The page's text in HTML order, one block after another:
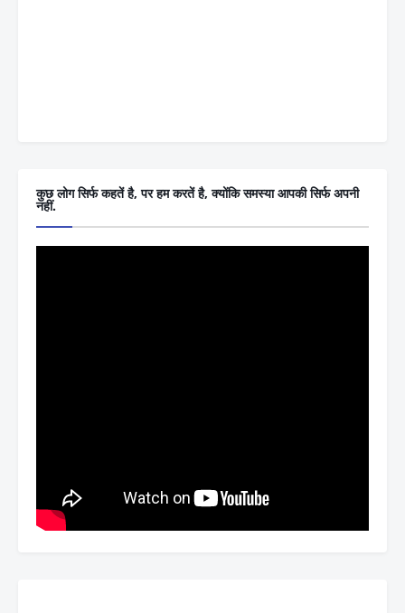
कुछ लोग सिर्फ कहतें है, पर हम करतें है, क्योंकि समस्या आपकी सिर्फ अपनी
नहीं.